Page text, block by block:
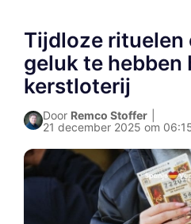
Tijdloze rituelen
geluk te hebben
kerstloterij
Door Remco Stoffer
21 december 2025 om